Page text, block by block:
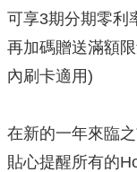
可享3期分期零利
再加碼贈送滿額
內刷卡適用)
在新的一年來臨
貼心提醒所有的